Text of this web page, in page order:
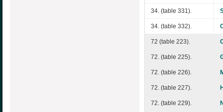
34. (table 331).
34. (table 332).
72 (table 223).
72. (table 225).
72. (table 226).
72. (table 227).
72. (table 229).